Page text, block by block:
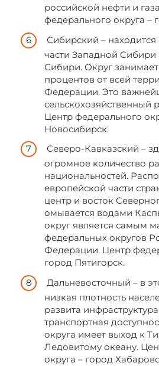
российской нефти и
федерального округа –
Сибирский –
части Западной Сибири
Сибири. Округ
процентов от всей
Федерации. Это
сельскохозяйственный
Центр федерального
Новосибирск.
Северо-Кавказский –
огромное количество
национальностей.
европейской части
центр и восток
омывается водами
округ является самым
федеральных округов
Федерации. Центр
город Пятигорск.
Дальневосточный – в
низкая плотность
развита
транспортная
округа имеет выход к
Ледовитому океану.
округа – город